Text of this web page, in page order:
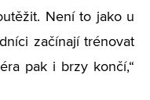
Není to jako u
začínají trénovat
pak i brzy končí,“